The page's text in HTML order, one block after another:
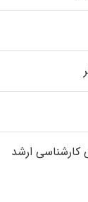
کارشناسی ارشد